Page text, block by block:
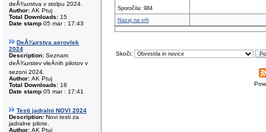
deÅ¾urstva v stolpu 2024.
Author: AK Ptuj
Total Downloads: 15
Date stamp 05 mar : 17:43
DeÅ¾urstva aerovlek
2024
Description: Seznam
deÅ¾urstev vleÄnih pilotov v
sezoni 2024.
Author: AK Ptuj
Total Downloads: 18
Date stamp 05 mar : 17:41
Testi jadralni NOVI 2024
Description: Novi testi za
jadralne pilote.
Author: AK Ptuj
Sporočila: 984
Nazaj na vrh
Skoči: